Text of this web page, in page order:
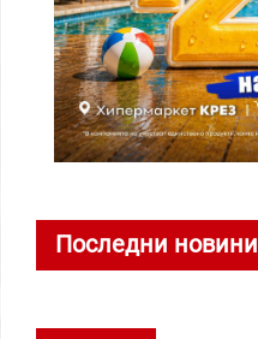
Последни новини